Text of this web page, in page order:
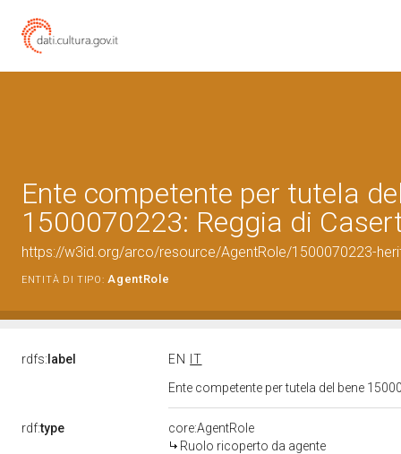
Ente competente per tutela
1500070223: Reggia di
https://w3id.org/arco/resource/AgentRole/1500070223-
ENTITÀ DI TIPO: AgentRole
rdfs: label EN
IT
Ente competente per tutela del bene
rdf:type
core:AgentRole
Ruolo ricoperto da agente